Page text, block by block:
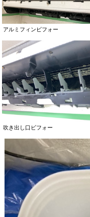
アルミフィンビフォー
吹き出し口ビフォー